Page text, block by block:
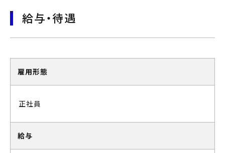
給与・待遇
雇用形態
正社員
給与